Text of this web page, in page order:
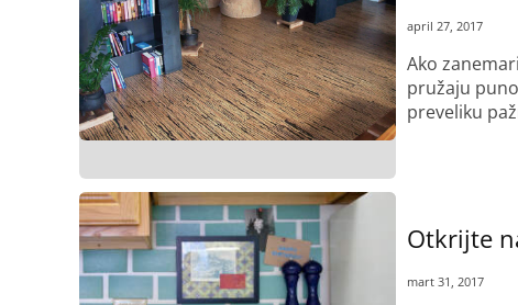
april 27, 2017
Ako
pružaju
preveliku
Otkrijte
mart 31, 2017